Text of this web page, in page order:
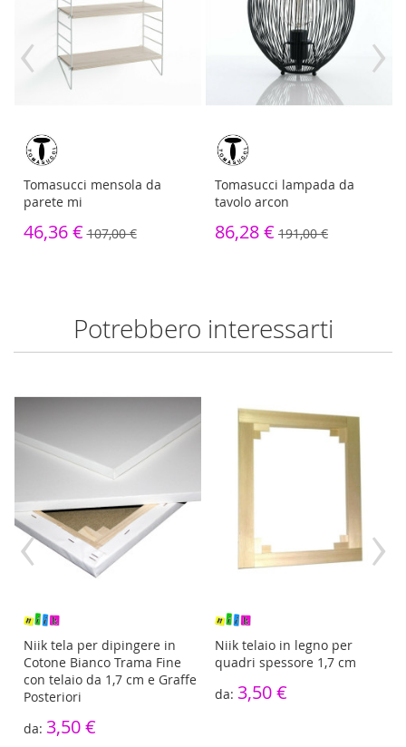
Tomasucci mensola da
parete mi
46,36 € 107,00 €
Tomasucci lampada da
tavolo arcon
86,28 € 191,00 €
‹ ›
Potrebbero interessarti
Niik tela per dipingere in
Cotone Bianco Trama Fine
con telaio da 1,7 cm e Graffe
Posteriori
3,50 €
Niik telaio in legno per
quadri spessore 1,7 cm
3,50 €
‹ ›